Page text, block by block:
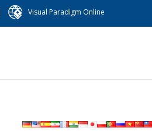
Visual Paradigm Online